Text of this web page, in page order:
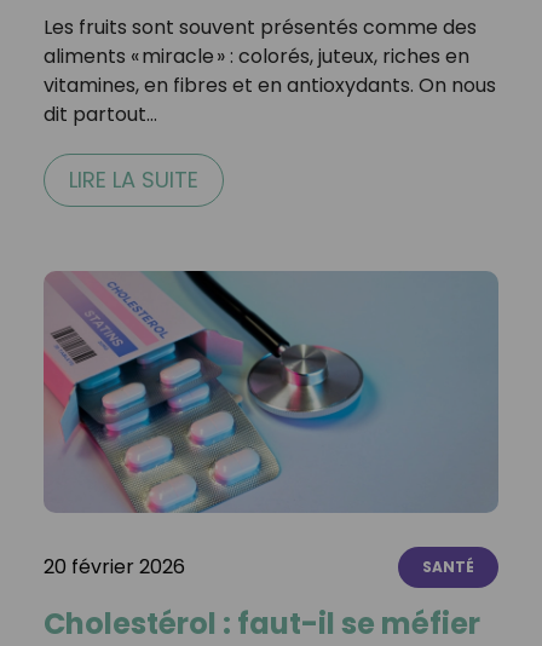
Les fruits sont souvent présentés comme des
aliments « miracle » : colorés, juteux, riches en
vitamines, en fibres et en antioxydants. On nous
dit partout…
LIRE LA SUITE
20 février 2026 SANTÉ
Cholestérol : faut-il se méfier